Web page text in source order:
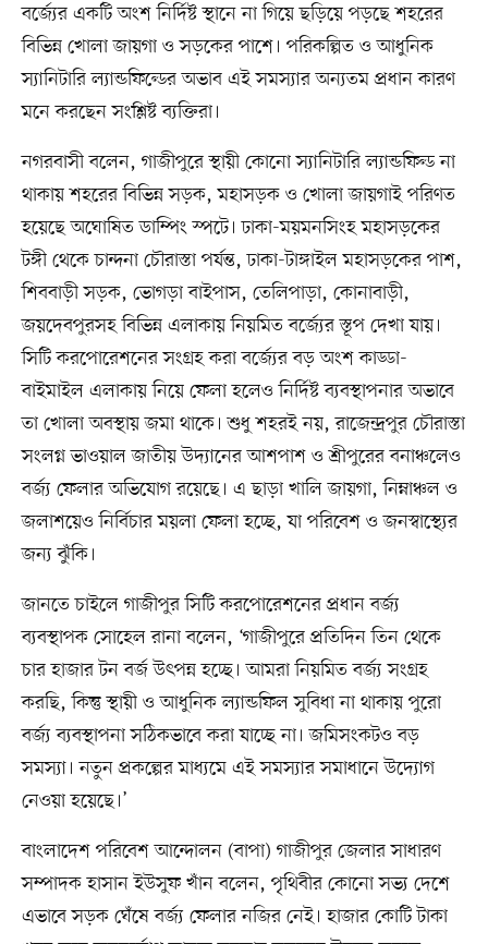
বর্জ্যের একটি অংশ নির্দিষ্ট স্থানে না গিয়ে ছড়িয়ে পড়ছে শহরের
বিভিন্ন খোলা জায়গা ও সড়কের পাশে। পরিকল্পিত ও আধুনিক
স্যানিটারি ল্যান্ডফিল্ডের অভাব এই সমস্যার অন্যতম প্রধান কারণ
মনে করছেন সংশ্লিষ্ট ব্যক্তিরা।
নগরবাসী বলেন, গাজীপুরে স্থায়ী কোনো স্যানিটারি ল্যান্ডফিল্ড না
থাকায় শহরের বিভিন্ন সড়ক, মহাসড়ক ও খোলা জায়গাই পরিণত
হয়েছে অঘোষিত ডাম্পিং স্পটে। ঢাকা-ময়মনসিংহ মহাসড়কের
টঙ্গী থেকে চান্দনা চৌরাস্তা পর্যন্ত, ঢাকা-টাঙ্গাইল মহাসড়কের পাশ,
শিববাড়ী সড়ক, ভোগড়া বাইপাস, তেলিপাড়া, কোনাবাড়ী,
জয়দেবপুরসহ বিভিন্ন এলাকায় নিয়মিত বর্জ্যের স্তূপ দেখা যায়।
সিটি করপোরেশনের সংগ্রহ করা বর্জ্যের বড় অংশ কাড্ডা-
বাইমাইল এলাকায় নিয়ে ফেলা হলেও নির্দিষ্ট ব্যবস্থাপনার অভাবে
তা খোলা অবস্থায় জমা থাকে। শুধু শহরই নয়, রাজেন্দ্রপুর চৌরাস্তা
সংলগ্ন ভাওয়াল জাতীয় উদ্যানের আশপাশ ও শ্রীপুরের বনাঞ্চলেও
বর্জ্য ফেলার অভিযোগ রয়েছে। এ ছাড়া খালি জায়গা, নিম্নাঞ্চল ও
জলাশয়েও নির্বিচার ময়লা ফেলা হচ্ছে, যা পরিবেশ ও জনস্বাস্থ্যের
জন্য ঝুঁকি।
জানতে চাইলে গাজীপুর সিটি করপোরেশনের প্রধান বর্জ্য
ব্যবস্থাপক সোহেল রানা বলেন, ‘গাজীপুরে প্রতিদিন তিন থেকে
চার হাজার টন বর্জ উৎপন্ন হচ্ছে। আমরা নিয়মিত বর্জ্য সংগ্রহ
করছি, কিন্তু স্থায়ী ও আধুনিক ল্যান্ডফিল সুবিধা না থাকায় পুরো
বর্জ্য ব্যবস্থাপনা সঠিকভাবে করা যাচ্ছে না। জমিসংকটও বড়
সমস্যা। নতুন প্রকল্পের মাধ্যমে এই সমস্যার সমাধানে উদ্যোগ
নেওয়া হয়েছে।’
বাংলাদেশ পরিবেশ আন্দোলন (বাপা) গাজীপুর জেলার সাধারণ
সম্পাদক হাসান ইউসুফ খাঁন বলেন, পৃথিবীর কোনো সভ্য দেশে
এভাবে সড়ক ঘেঁষে বর্জ্য ফেলার নজির নেই। হাজার কোটি টাকা